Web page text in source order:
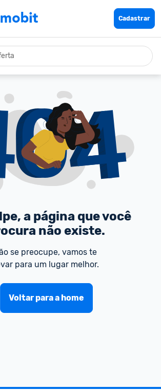
Cadastrar
a página que você
não existe.
se preocupe, vamos te
para um lugar melhor.
Voltar para a home